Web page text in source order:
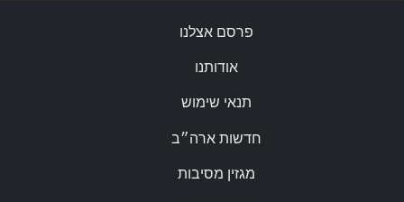
פרסם אצלנו
אודותנו
תנאי שימוש
חדשות ארה״ב
מגזין מסיבות